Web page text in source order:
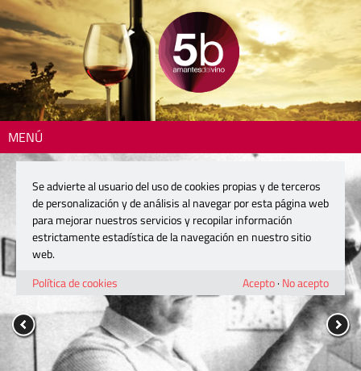
MENÚ
Se advierte al usuario del uso de cookies propias y de terceros
de personalización y de análisis al navegar por esta página web
para mejorar nuestros servicios y recopilar información
estrictamente estadística de la navegación en nuestro sitio
web.
Política de cookies
Acepto· No acepto